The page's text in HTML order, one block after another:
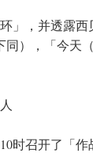
」，并透露
），「今天
时召开了「